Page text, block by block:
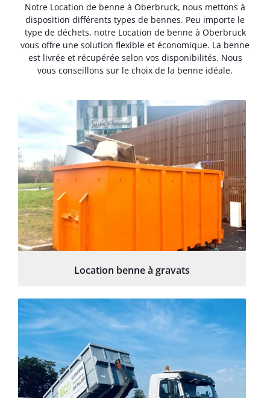
Notre Location de benne à Oberbruck, nous mettons à
disposition différents types de bennes. Peu importe le
type de déchets, notre Location de benne à Oberbruck
vous offre une solution flexible et économique. La benne
est livrée et récupérée selon vos disponibilités. Nous
vous conseillons sur le choix de la benne idéale.
Location benne à gravats